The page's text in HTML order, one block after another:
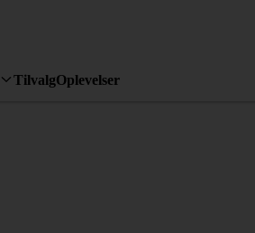
TilvalgOplevelser